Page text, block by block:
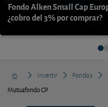
Fondo Alken Small Cap
¿cobro del 3% por comprar?
Invertir Fondos
Mutuafondo CP